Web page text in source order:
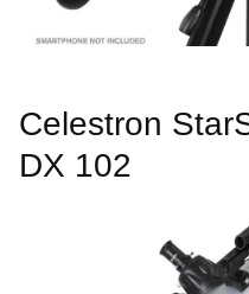
Celestron
DX 102